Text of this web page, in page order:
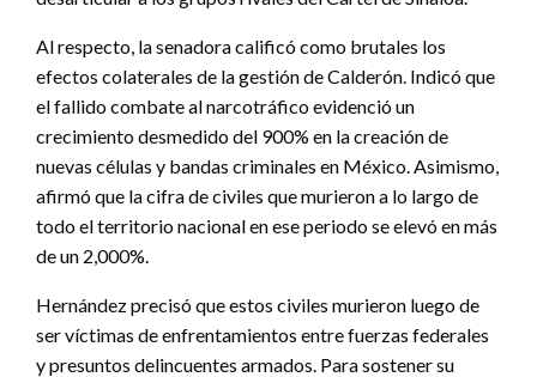
Al respecto, la senadora calificó como brutales los
efectos colaterales de la gestión de Calderón. Indicó que
el fallido combate al narcotráfico evidenció un
crecimiento desmedido del 900% en la creación de
nuevas células y bandas criminales en México. Asimismo,
afirmó que la cifra de civiles que murieron a lo largo de
todo el territorio nacional en ese periodo se elevó en más
de un 2,000%.
Hernández precisó que estos civiles murieron luego de
ser víctimas de enfrentamientos entre fuerzas federales
y presuntos delincuentes armados. Para sostener su